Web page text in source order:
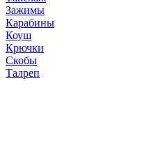
Зажимы
Карабины
Коуш
Крючки
Скобы
Талреп